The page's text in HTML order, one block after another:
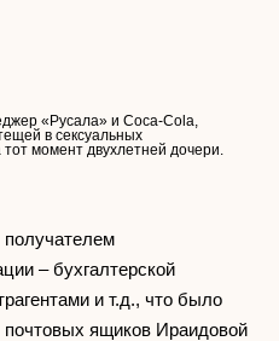
«Русала» и Coca-Cola,
в сексуальных
момент двухлетней дочери.
получателем
– бухгалтерской
и т.д., что было
ящиков Ираидовой